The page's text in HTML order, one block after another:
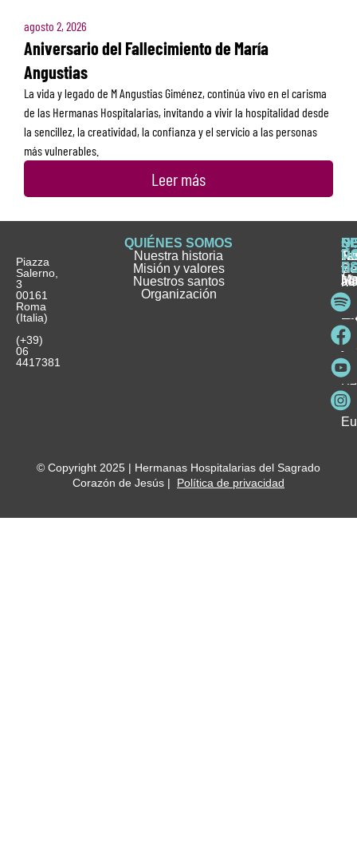
agosto 2, 2026
Aniversario del Fallecimiento de María
Angustias
La vida y legado de M Angustias Giménez, continúa vivo en el carisma
de las Hermanas Hospitalarias, invitando a vivir la hospitalidad desde
la sencillez, la creatividad, la confianza y el servicio a las personas
más vulnerables.
Leer más
Piazza
Salerno,
3
00161
Roma
(Italia)
(+39)
06
4417381
QUIÉNES SOMOS
Nuestra historia
Misión y valores
Nuestros santos
Organización
e
y
y
© Copyright 2025 | Hermanas Hospitalarias del Sagrado
Corazón de Jesús | Política de privacidad